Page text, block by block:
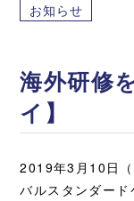
お知らせ
海外研修
イ】
2019年3月10日
バルスタンダー